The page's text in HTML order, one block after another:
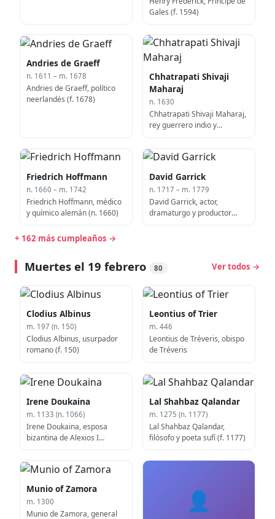
Gales (f. 1594)
Andries de Graeff
n. 1611 – m. 1678
Andries de Graeff, político
neerlandés (f. 1678)
Chhatrapati Shivaji
Maharaj
n. 1630
Chhatrapati Shivaji Maharaj,
rey guerrero indio y
Maratha
Friedrich Hoffmann
n. 1660 – m. 1742
Friedrich Hoffmann, médico
y químico alemán (n. 1660)
David Garrick
n. 1717 – m. 1779
David Garrick, actor,
dramaturgo y productor
+ 162 más cumpleaños →
Muertes el 19 febrero 80 Ver todos →
Clodius Albinus
m. 197 (n. 150)
Clodius Albinus, usurpador
romano (f. 150)
Leontius of Trier
m. 446
Leontius de Tréveris, obispo
de Tréveris
Irene Doukaina
m. 1133 (n. 1066)
Irene Doukaina, esposa
bizantina de Alexios I
Lal Shahbaz Qalandar
m. 1275 (n. 1177)
Lal Shahbaz Qalandar,
filósofo y poeta sufí (f. 1177)
Munio of Zamora
m. 1300
Munio de Zamora, general
👤